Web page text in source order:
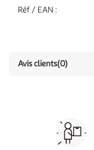
Réf / EAN :
Avis clients(0)